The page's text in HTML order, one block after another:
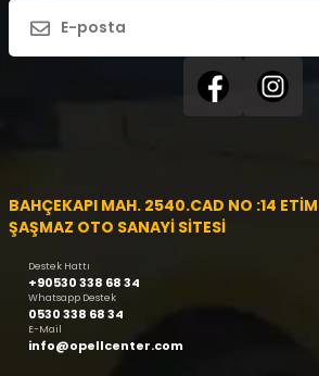
BAHÇEKAPI MAH. 2540.CAD NO :14
ŞAŞMAZ OTO SANAYİ SİTESİ
Destek Hattı
+90530 338 68 34
Whatsapp Destek
0530 338 68 34
E-Mail
info@opellcenter.com